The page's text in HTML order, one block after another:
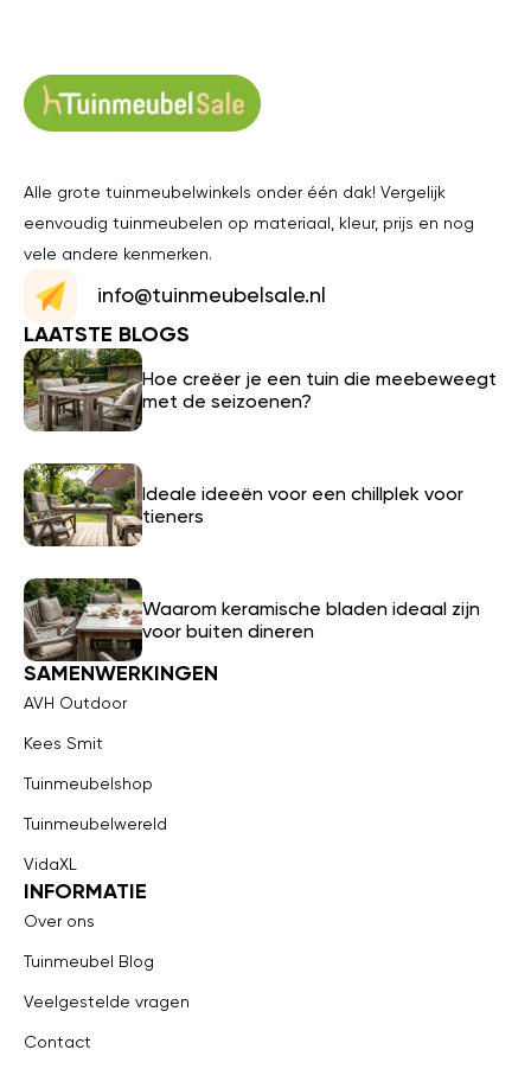
Alle grote tuinmeubelwinkels onder één dak! Vergelijk
eenvoudig tuinmeubelen op materiaal, kleur, prijs en nog
vele andere kenmerken.
info@tuinmeubelsale.nl
LAATSTE BLOGS
Hoe creëer je een tuin die meebeweegt
met de seizoenen?
Ideale ideeën voor een chillplek voor
tieners
Waarom keramische bladen ideaal zijn
voor buiten dineren
SAMENWERKINGEN
AVH Outdoor
Kees Smit
Tuinmeubelshop
Tuinmeubelwereld
VidaXL
INFORMATIE
Over ons
Tuinmeubel Blog
Veelgestelde vragen
Contact